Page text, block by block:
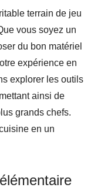
terrain de jeu
vous soyez un
du bon matériel
expérience en
explorer les outils
ainsi de
grands chefs.
en un